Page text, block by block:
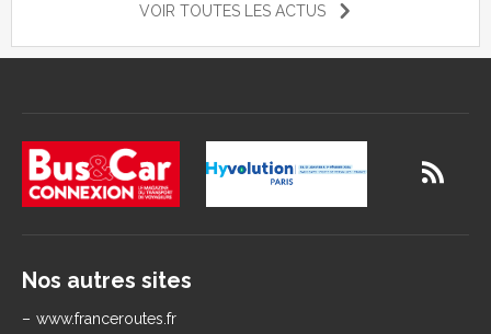
VOIR TOUTES LES ACTUS
Nos autres sites
www.franceroutes.fr